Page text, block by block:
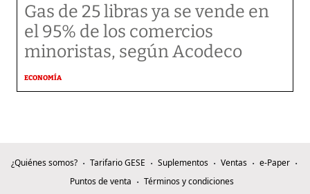
Gas de 25 libras ya se vende en
el 95% de los comercios
minoristas, según Acodeco
ECONOMÍA
¿Quiénes somos? Tarifario GESE Suplementos Ventas
e-Paper
Puntos de venta
Términos y condiciones